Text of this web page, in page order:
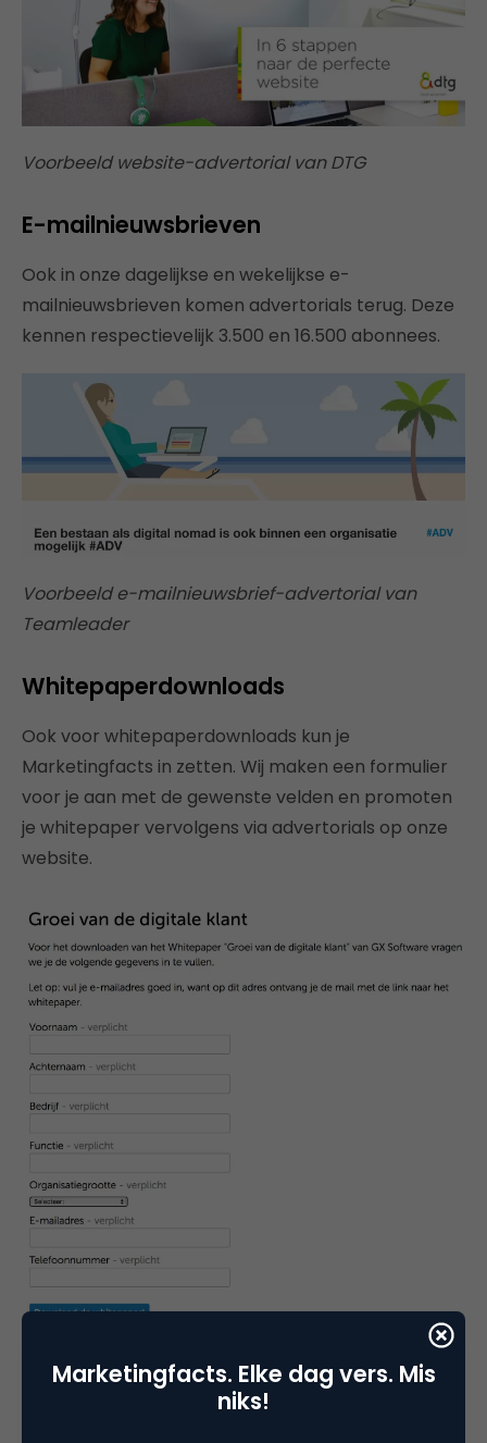
Voorbeeld website-advertorial van DTG
E-mailnieuwsbrieven
Ook in onze dagelijkse en wekelijkse e-
mailnieuwsbrieven komen advertorials terug. Deze
kennen respectievelijk 3.500 en 16.500 abonnees.
Voorbeeld e-mailnieuwsbrief-advertorial van
Teamleader
Whitepaperdownloads
Ook voor whitepaperdownloads kun je
Marketingfacts in zetten. Wij maken een formulier
voor je aan met de gewenste velden en promoten
je whitepaper vervolgens via advertorials op onze
website.
Voorbeeld whitepaperdownloadcampagne van
Marketingfacts. Elke dag vers. Mis
niks!